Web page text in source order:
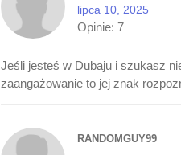
lipca 10, 2025
Opinie: 7
Jeśli jesteś w Dubaju i szukasz
zaangażowanie to jej znak
RANDOMGUY99